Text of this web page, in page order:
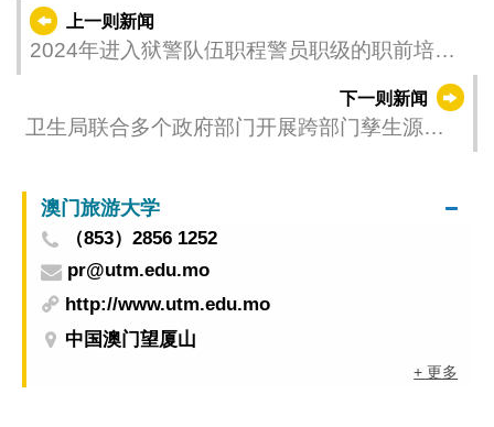
上一则新闻
2024年进入狱警队伍职程警员职级的职前培训
下一则新闻
卫生局联合多个政府部门开展跨部门孳生源巡
澳门旅游大学
（853）2856 1252
pr@utm.edu.mo
http://www.utm.edu.mo
中国澳门望厦山
+ 更多